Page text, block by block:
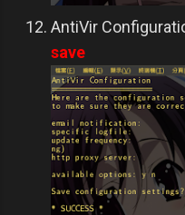
AntiVir
save